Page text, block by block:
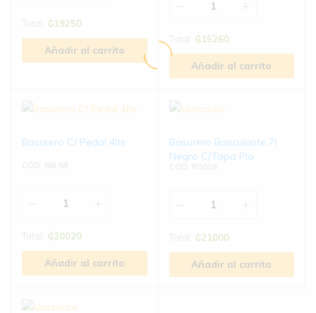
₲19250
Añadir al carrito
₲15260
Añadir al carrito
Basurero C/ Pedal 4lts
CÓD: I98.58
₲20020
Añadir al carrito
Basurero Basculante 7l
Negro C/Tapa Pla
CÓD: R5019
₲21000
Añadir al carrito